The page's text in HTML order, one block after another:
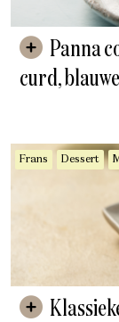
curd,
Frans Dessert